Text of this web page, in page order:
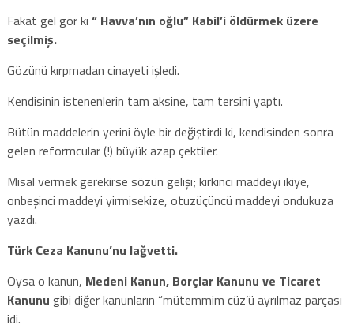
Fakat gel gör ki “ Havva’nın oğlu” Kabil’i öldürmek üzere
seçilmiş.
Gözünü kırpmadan cinayeti işledi.
Kendisinin istenenlerin tam aksine, tam tersini yaptı.
Bütün maddelerin yerini öyle bir değiştirdi ki, kendisinden sonra
gelen reformcular (!) büyük azap çektiler.
Misal vermek gerekirse sözün gelişi; kırkıncı maddeyi ikiye,
onbeşinci maddeyi yirmisekize, otuzüçüncü maddeyi ondukuza
yazdı.
Türk Ceza Kanunu’nu lağvetti.
Oysa o kanun, Medeni Kanun, Borçlar Kanunu ve Ticaret
Kanunu gibi diğer kanunların “mütemmim cüz’ü ayrılmaz parçası
idi.